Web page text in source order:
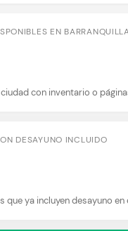
EN
con inventario o
DESAYUNO INCLUIDO
que ya incluyen desayuno en